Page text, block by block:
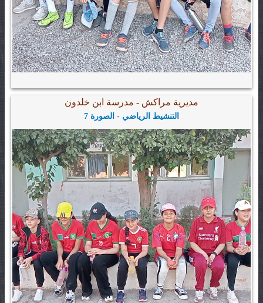
مديرية مراكش - مدرسة ابن خلدون
التنشيط الرياضي - الصورة 7